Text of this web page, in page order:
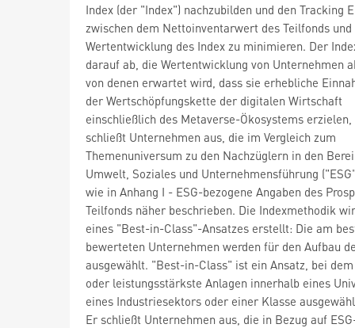
Index (der "Index") nachzubilden und den Tracking
zwischen dem Nettoinventarwert des Teilfonds
Wertentwicklung des Index zu minimieren. Der
darauf ab, die Wertentwicklung von Unternehmen
von denen erwartet wird, dass sie erhebliche
der Wertschöpfungskette der digitalen Wirtschaft
einschließlich des Metaverse-Ökosystems erzielen,
schließt Unternehmen aus, die im Vergleich zum
Themenuniversum zu den Nachzüglern in den
Umwelt, Soziales und Unternehmensführung
wie in Anhang I - ESG-bezogene Angaben des
Teilfonds näher beschrieben. Die Indexmethodik
eines "Best-in-Class"-Ansatzes erstellt: Die am
bewerteten Unternehmen werden für den Aufbau
ausgewählt. "Best-in-Class" ist ein Ansatz, bei
oder leistungsstärkste Anlagen innerhalb eines
eines Industriesektors oder einer Klasse
Er schließt Unternehmen aus, die in Bezug auf